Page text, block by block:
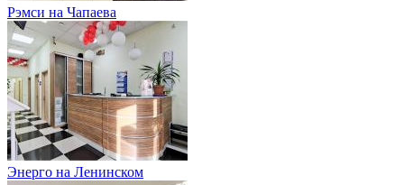
Рэмси на Чапаева
Энерго на Ленинском